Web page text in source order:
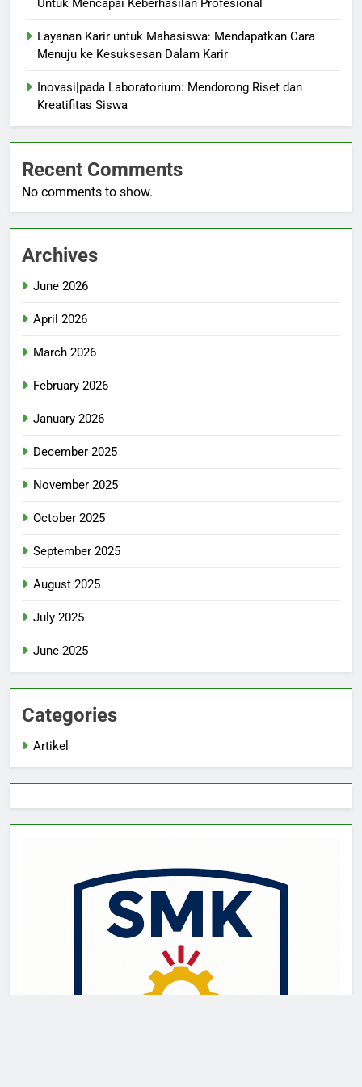
Untuk Mencapai Keberhasilan Profesional
Layanan Karir untuk Mahasiswa: Mendapatkan Cara
Menuju ke Kesuksesan Dalam Karir
Inovasi|pada Laboratorium: Mendorong Riset dan
Kreatifitas Siswa
Recent Comments
No comments to show.
Archives
June 2026
April 2026
March 2026
February 2026
January 2026
December 2025
November 2025
October 2025
September 2025
August 2025
July 2025
June 2025
Categories
Artikel